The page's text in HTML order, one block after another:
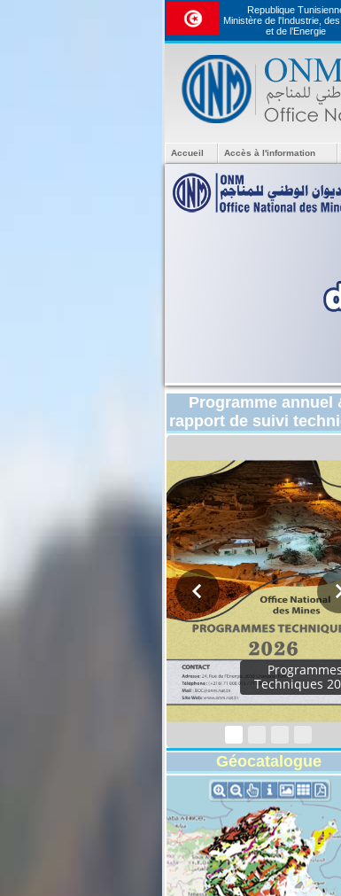
Republique
Ministère de l'Industrie,
et de l’Energie
Accueil Accès à l'information
Programme annuel
rapport de suivi
Rapport
2024
Géocatalogue